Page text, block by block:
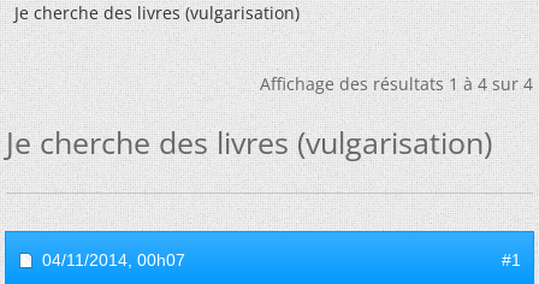
Je cherche des livres (vulgarisation)
Affichage des résultats 1 à 4 sur 4
Je cherche des livres (vulgarisation)
04/11/2014, 00h07 #1